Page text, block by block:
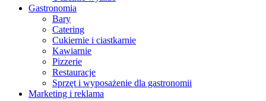
Gastronomia
Bary
Catering
Cukiernie i ciastkarnie
Kawiarnie
Pizzerie
Restauracje
Sprzęt i wyposażenie dla gastronomii
Marketing i reklama